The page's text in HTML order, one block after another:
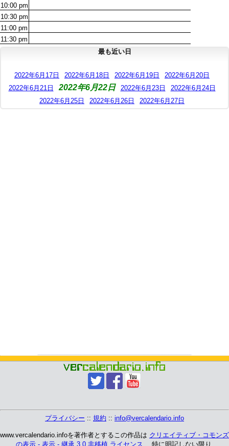
10:00 pm
10:30 pm
11:00 pm
11:30 pm
最も近い日
2022年6月17日 2022年6月18日 2022年6月19日
2022年6月20日
2022年6月21日
2022年6月22日 2022年6月23日
2022年6月24日
2022年6月25日
2022年6月26日 2022年6月27日
プライバシー :: 規約 :: info@vercalendario.info
www.vercalendario.infoを著作者とするこの作品は クリエイティブ・コモンズ
の表示 - 表示 - 継承 3.0 非移植 ライセンス 、 特に明記しない限り.